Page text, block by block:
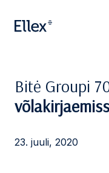
Bitė Groupi
23. juuli, 2020